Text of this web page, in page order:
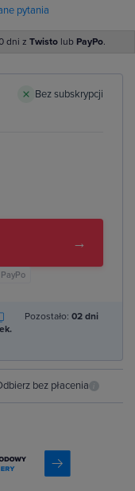
pytania
dni z Twisto lub PayPo.
Bez subskrypcji
→
PayPo
Pozostało: 02 dni
bez płacenia i